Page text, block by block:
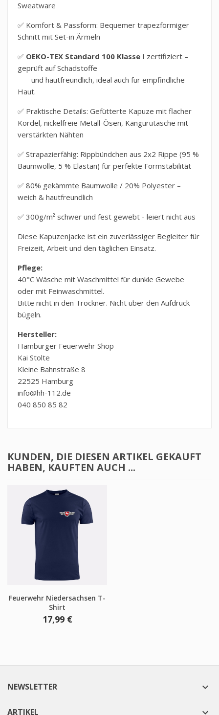
Sweatware
✅ Komfort & Passform: Bequemer trapezförmiger
Schnitt mit Set-in Ärmeln
✅ OEKO-TEX Standard 100 Klasse I zertifiziert –
geprüft auf Schadstoffe
und hautfreundlich, ideal auch für empfindliche
Haut.
✅ Praktische Details: Gefütterte Kapuze mit flacher
Kordel, nickelfreie Metall-Ösen, Kängurutasche mit
verstärkten Nähten
✅ Strapazierfähig: Rippbündchen aus 2x2 Rippe (95 %
Baumwolle, 5 % Elastan) für perfekte Formstabilität
✅ 80% gekämmte Baumwolle / 20% Polyester –
weich & hautfreundlich
✅ 300g/m² schwer und fest gewebt - leiert nicht aus
Diese Kapuzenjacke ist ein zuverlässiger Begleiter für
Freizeit, Arbeit und den täglichen Einsatz.
Pflege:
40°C Wäsche mit Waschmittel für dunkle Gewebe
oder mit Feinwaschmittel.
Bitte nicht in den Trockner. Nicht über den Aufdruck
bügeln.
Hersteller:
Hamburger Feuerwehr Shop
Kai Stolte
Kleine Bahnstraße 8
22525 Hamburg
info@hh-112.de
040 850 85 82
KUNDEN, DIE DIESEN ARTIKEL GEKAUFT
HABEN, KAUFTEN AUCH ...
Feuerwehr Niedersachsen T-
Shirt
17,99 €
NEWSLETTER 
ARTIKEL 